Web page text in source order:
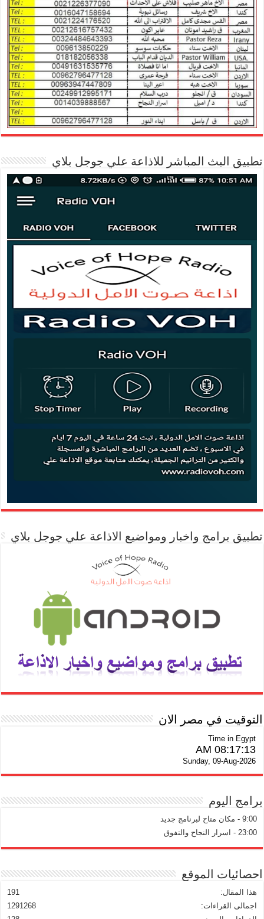
تطبيق البث المباشر للاذاعة علي جوجل بلاي
تطبيق برامج واخبار ومواضيع الاذاعة علي جوجل بلاي
التوقيت في مصر الان
Time in Egypt
08:17:14 AM
Sunday, 09-Aug-2026
برامج اليوم
9:00 - مكان متاح لبرنامج جديد
23:00 - اسرار النجاح والتفوق
احصائيات الموقع
191
هذا المقال:
1291268
اجمالى القراءات: